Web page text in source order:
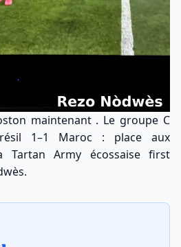
maintenant . Le groupe C
1–1 Maroc : place aux
Tartan Army écossaisefirst
.